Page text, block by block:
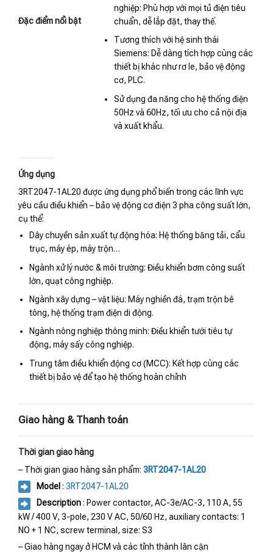
Đặc điểm nổi bật
nghiệp: Phù hợp với mọi tủ điện tiêu
chuẩn, dễ lắp đặt, thay thế.
Tương thích với hệ sinh thái
Siemens: Dễ dàng tích hợp cùng các
thiết bị khác như rơ le, bảo vệ động
cơ, PLC.
Sử dụng đa năng cho hệ thống điện
50Hz và 60Hz, tối ưu cho cả nội địa
và xuất khẩu.
Ứng dụng
3RT2047-1AL20 được ứng dụng phổ biến trong các lĩnh vực
yêu cầu điều khiển – bảo vệ động cơ điện 3 pha công suất lớn,
cụ thể:
Dây chuyền sản xuất tự động hóa: Hệ thống băng tải, cẩu
trục, máy ép, máy trộn…
Ngành xử lý nước & môi trường: Điều khiển bơm công suất
lớn, quạt công nghiệp.
Ngành xây dựng – vật liệu: Máy nghiền đá, trạm trộn bê
tông, hệ thống trạm điện di động.
Ngành nông nghiệp thông minh: Điều khiển tưới tiêu tự
động, máy sấy công nghiệp.
Trung tâm điều khiển động cơ (MCC): Kết hợp cùng các
thiết bị bảo vệ để tạo hệ thống hoàn chỉnh
Giao hàng & Thanh toán
Thời gian giao hàng
– Thời gian giao hàng sản phẩm: 3RT2047-1AL20
Model : 3RT2047-1AL20
Description: Power contactor, AC-3e/AC-3, 110 A, 55
kW / 400 V, 3-pole, 230 V AC, 50/60 Hz, auxiliary contacts: 1
NO + 1 NC, screw terminal, size: S3
– Giao hàng ngay ở HCM và các tỉnh thành lân cận